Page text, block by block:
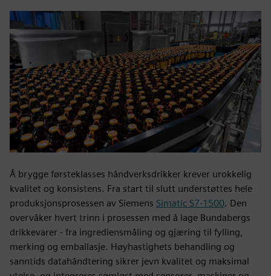
Å brygge førsteklasses håndverksdrikker krever urokkelig
kvalitet og konsistens. Fra start til slutt understøttes hele
produksjonsprosessen av Siemens Simatic S7-1500. Den
overvåker hvert trinn i prosessen med å lage Bundabergs
drikkevarer - fra ingrediensmåling og gjæring til fylling,
merking og emballasje. Høyhastighets behandling og
sanntids datahåndtering sikrer jevn kvalitet og maksimal